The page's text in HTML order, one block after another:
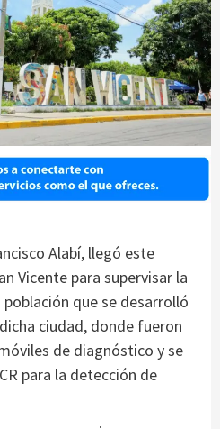
Alabí, llegó este
Vicente para supervisar la
que se desarrolló
ciudad, donde fueron
de diagnóstico y se
para la detección de